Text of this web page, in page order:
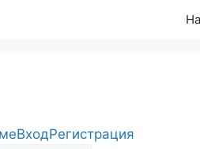
ВходРегистрация